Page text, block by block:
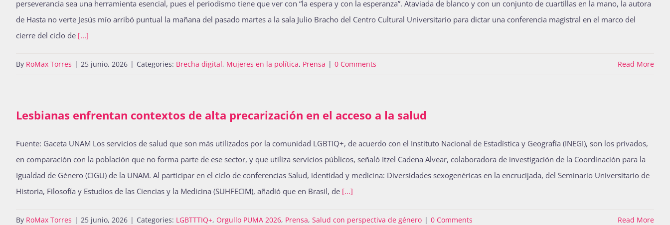
perseverancia sea una herramienta esencial, pues el periodismo tiene que ver con “la espera y con la esperanza”. Ataviada de blanco y con un conjunto de cuartillas en la mano, la autora
de Hasta no verte Jesús mío arribó puntual la mañana del pasado martes a la sala Julio Bracho del Centro Cultural Universitario para dictar una conferencia magistral en el marco del
cierre del ciclo de [...]
By RoMax Torres | 25 junio, 2026 | Categories: Brecha digital, Mujeres en la política, Prensa | 0 Comments Read More
Lesbianas enfrentan contextos de alta precarización en el acceso a la salud
Fuente: Gaceta UNAM Los servicios de salud que son más utilizados por la comunidad LGBTIQ+, de acuerdo con el Instituto Nacional de Estadística y Geografía (INEGI), son los privados,
en comparación con la población que no forma parte de ese sector, y que utiliza servicios públicos, señaló Itzel Cadena Alvear, colaboradora de investigación de la Coordinación para la
Igualdad de Género (CIGU) de la UNAM. Al participar en el ciclo de conferencias Salud, identidad y medicina: Diversidades sexogenéricas en la encrucijada, del Seminario Universitario de
Historia, Filosofía y Estudios de las Ciencias y la Medicina (SUHFECIM), añadió que en Brasil, de [...]
By RoMax Torres | 25 junio, 2026 | Categories: LGBTTTIQ+, Orgullo PUMA 2026, Prensa, Salud con perspectiva de género | 0 Comments Read More